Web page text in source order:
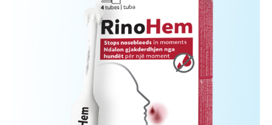
Интимно здравје
Медицински апрати